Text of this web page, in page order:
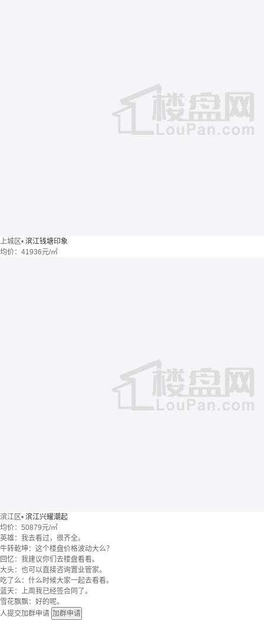
上城区• 滨江钱塘印象
均价： 41936元/㎡
滨江区• 滨江兴耀潮起
均价： 50879元/㎡
英雄：我去看过，很齐全。
牛转乾坤：这个楼盘价格波动大么？
回忆：我建议你们去楼盘看看。
大头：也可以直接咨询置业管家。
吃了么：什么时候大家一起去看看。
蓝天：上周我已经签合同了。
雪花飘飘：好的呢。
人提交加群申请 加群申请